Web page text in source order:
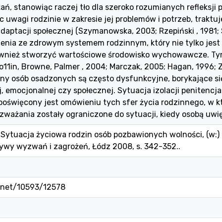
stanowiąc raczej tło dla szeroko rozumianych
uwagi rodzinie w zakresie jej problemów i potrzeb,
społecznej (Szymanowska, 2003; Rzepiński , 1981;
ze zdrowym systemem rodzinnym, który nie tylko
stworzyć wartościowe środowisko wychowawcze.
Browne, Palmer , 2004; Marczak, 2005; Hagan, 1996;
osób osadzonych są często dysfunkcyjne, borykające
emocjonalnej czy społecznej. Sytuacja izolacji
jest omówieniu tych sfer życia rodzinnego, w
zostały ograniczone do sytuacji, kiedy osobą
życiowa rodzin osób pozbawionych wolności, (w:)
wyzwań i zagrożeń, Łódz 2008, s. 342-352..
10593/12578